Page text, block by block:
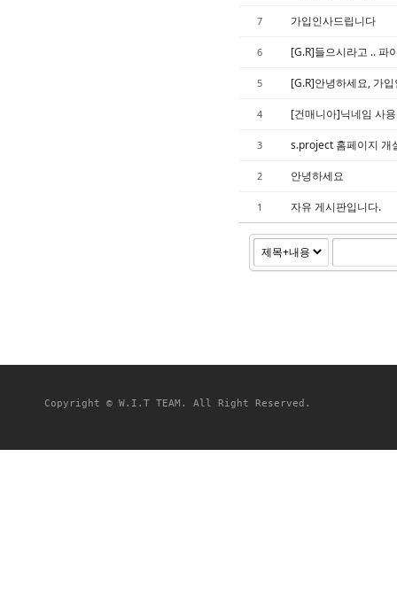
7 가입인사드립니다
6 [G.R]들으시라고 .. 파
5 [G.R]안녕하세요, 가
4 [건매니아]닉네임 사
3 s.project 홈페이지 개
2 안녕하세요
1 자유 게시판입니다.
Copyright © W.I.T TEAM. All Right Reserved.